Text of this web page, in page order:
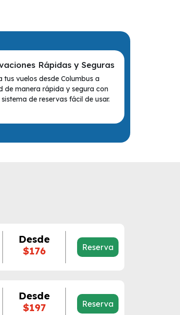
Rápidas y Seguras
tus vuelos desde Columbus a
de manera rápida y segura con
de reservas fácil de usar.
Desde
$176
Reserva
Desde
$197
Reserva